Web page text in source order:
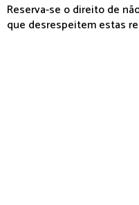
Reserva-se o direito de
que desrespeitem estas